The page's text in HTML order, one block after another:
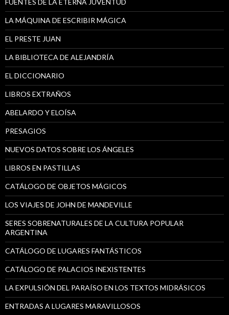
LA MÁQUINA DE ESCRIBIR MÁGICA
EL PRESTE JUAN
LA BIBLIOTECA DE ALEJANDRÍA
EL DICCIONARIO
LIBROS EXTRAÑOS
ABELARDO Y ELOÍSA
PRESAGIOS
NUEVOS DATOS SOBRE LOS ÁNGELES
LIBROS EN PASTILLAS
CATÁLOGO DE OBJETOS MÁGICOS
LOS VIAJES DE JOHN DE MANDEVILLE
SERES SOBRENATURALES DE LA CULTURA POPULAR
ARGENTINA
CATÁLOGO DE LUGARES FANTÁSTICOS
CATÁLOGO DE PALACIOS INEXISTENTES
LA EXPULSIÓN DEL PARAÍSO EN LOS TEXTOS MIDRÁSICOS
ENTRADAS A LUGARES MARAVILLOSOS